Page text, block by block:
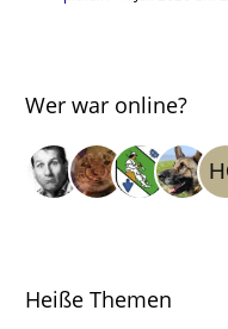
Wer war online?
Heiße Themen